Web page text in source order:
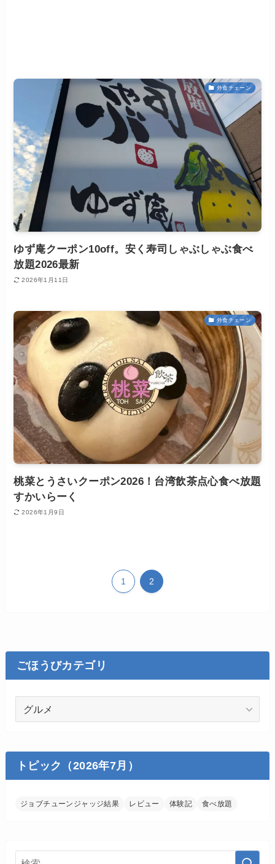
外食チェーン
ゆず庵クーポン10off。安く寿司しゃぶしゃぶ食べ
放題2026最新
2026年1月11日
外食チェーン
桃菜とうさいクーポン2026！台湾飲茶点心食べ放題
すかいらーく
2026年1月9日
1 2
ごほうびカテゴリ
び
カ
テ
リ
トピック（2026年7月）
ジョブチューンジャッジ結果 レビュー 体験記 食べ放題